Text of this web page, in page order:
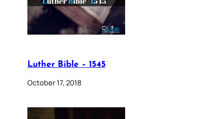
Luther Bible – 1545
October 17, 2018